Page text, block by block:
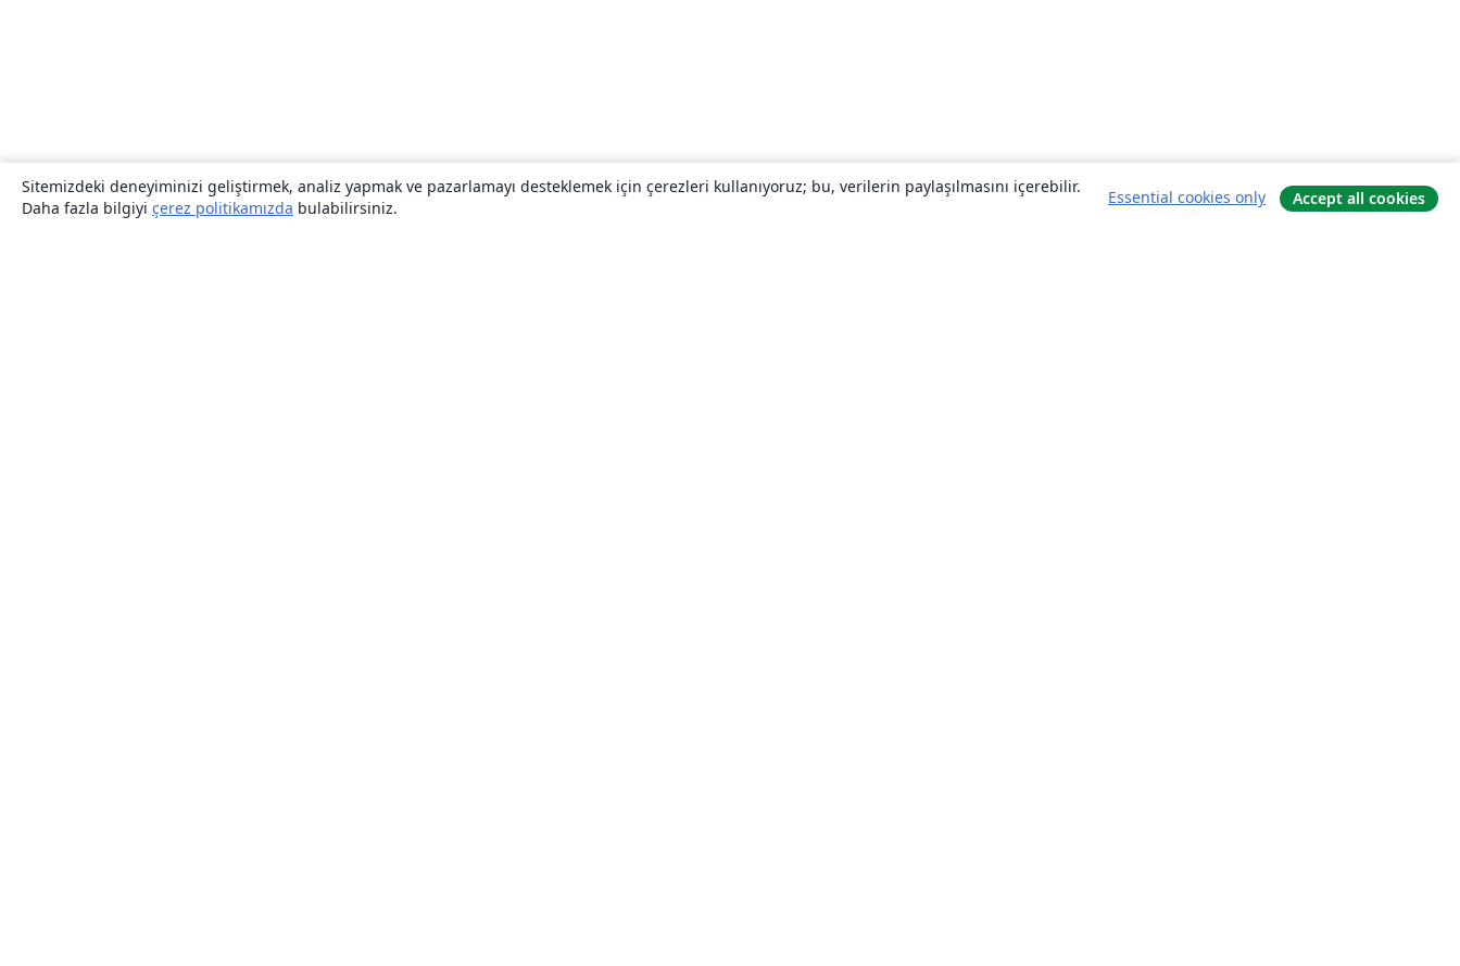
Sitemizdeki deneyiminizi geliştirmek, analiz yapmak ve pazarlamayı desteklemek için çerezleri kullanıyoruz; bu, verilerin paylaşılmasını içerebilir.
Daha fazla bilgiyi çerez politikamızda bulabilirsiniz.
Essential cookies only Accept all cookies